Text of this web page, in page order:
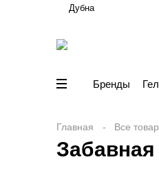
Дубна
Бренды
Главная Все
Забавная